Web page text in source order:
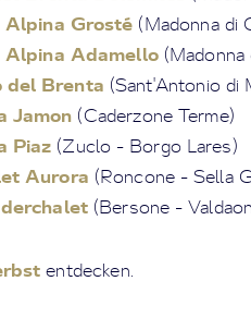
Grosté (Madonna di
Alpina Adamello(Madonna
del Brenta (Sant'Antonio di
Jamon (Caderzone Terme)
Piaz (Zuclo - Borgo Lares)
Aurora (Roncone - Sella
(Bersone -
entdecken.